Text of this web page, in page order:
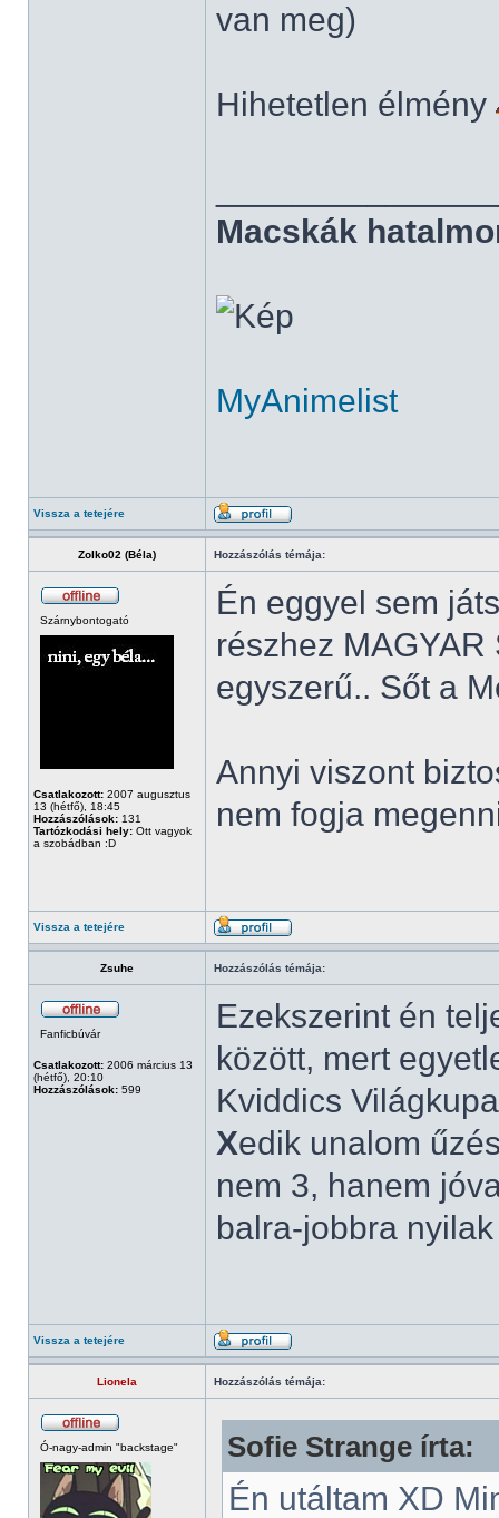
van meg)
Hihetetlen élmény
Macskák
MyAnimelist
Vissza a tetejére
Zolko02 (Béla) Hozzászólás témája:
Szárnybontogató
Csatlakozott: 2007 augusztus
13 (hétfő), 18:45
Hozzászólások: 131
Tartózkodási hely: Ott vagyok
a szobádban :D
Én eggyel sem
részhez
egyszerű.. Sőt a
Annyi viszont
nem fogja
Vissza a tetejére
Zsuhe Hozzászólás témája:
Fanficbúvár
Csatlakozott: 2006 március 13
(hétfő), 20:10
Hozzászólások: 599
Ezekszerint én
között, mert
Kviddics
Xedik unalom
nem 3, hanem
balra-jobbra
Vissza a tetejére
Lionela Hozzászólás témája:
Ó-nagy-admin "backstage" Sofie Strange írta:
Én utáltam XD